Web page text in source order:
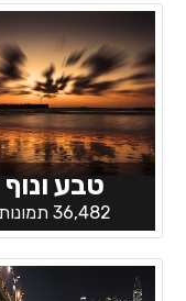
טבע ונוף
36,482 תמונות